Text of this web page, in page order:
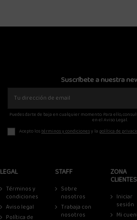
Suscríbete a nuestra
Puedes darte de baja en cualquier momento. Para ello,
en el Aviso Legal.
Acepto lostérminos y condicionesy la política de
LEGAL
Términos y
condiciones
Aviso legal
Política de
STAFF
Sobre
nosotros
Trabaja con
nosotros
ZONA
CLIENTES
Iniciar
sesión
Mi